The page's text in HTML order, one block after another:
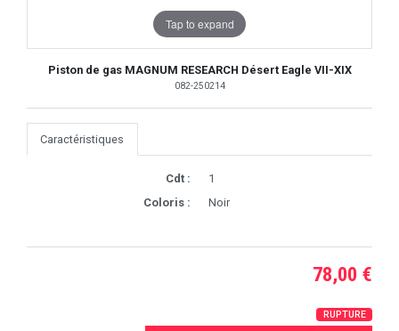
Tap to expand
Piston de gas MAGNUM RESEARCH Désert Eagle VII-XIX
082-250214
Caractéristiques
Cdt :
1
Coloris :
Noir
78,00 €
RUPTURE